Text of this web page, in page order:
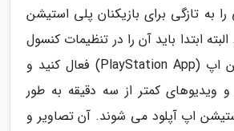
به تازگی برای بازیکنان پلی استیشن
البته ابتدا باید آن را در تنظیمات کنسول
خود و پلی استیشن اپ (PlayStation App) فعال کنید و
ویدیوهای کمتر از سه دقیقه به طور
اپ آپلود می شوند. آن تصاویر و